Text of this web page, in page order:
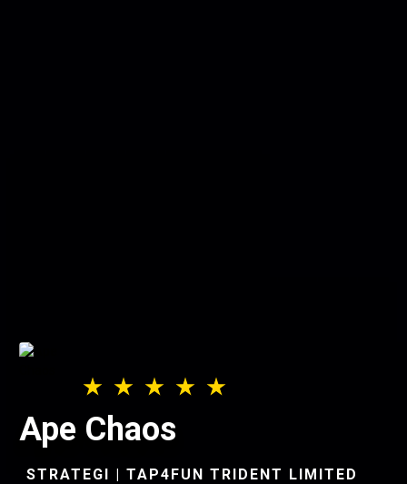
Ape Chaos
STRATEGI | TAP4FUN TRIDENT LIMITED